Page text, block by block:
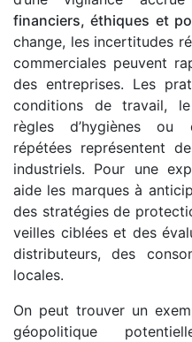
financiers, éthiques et
change, les incertitudes
commerciales peuvent
des entreprises. Les
conditions de travail,
règles d’hygiènes ou
répétées représentent
industriels. Pour une
aide les marques à
des stratégies de
veilles ciblées et des
distributeurs, des
locales.
On peut trouver un
géopolitique